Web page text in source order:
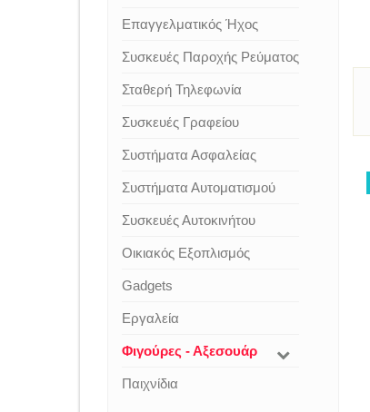
Επαγγελματικός Ήχος
Συσκευές Παροχής Ρεύματος
Σταθερή Τηλεφωνία
Συσκευές Γραφείου
Συστήματα Ασφαλείας
Συστήματα Αυτοματισμού
Συσκευές Αυτοκινήτου
Οικιακός Εξοπλισμός
Gadgets
Εργαλεία
Φιγούρες - Αξεσουάρ
Παιχνίδια